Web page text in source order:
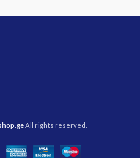
All rights reserved.